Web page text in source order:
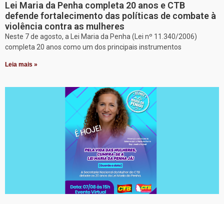
Lei Maria da Penha completa 20 anos e CTB
defende fortalecimento das políticas de combate à
violência contra as mulheres
Neste 7 de agosto, a Lei Maria da Penha (Lei nº 11.340/2006)
completa 20 anos como um dos principais instrumentos
Leia mais »